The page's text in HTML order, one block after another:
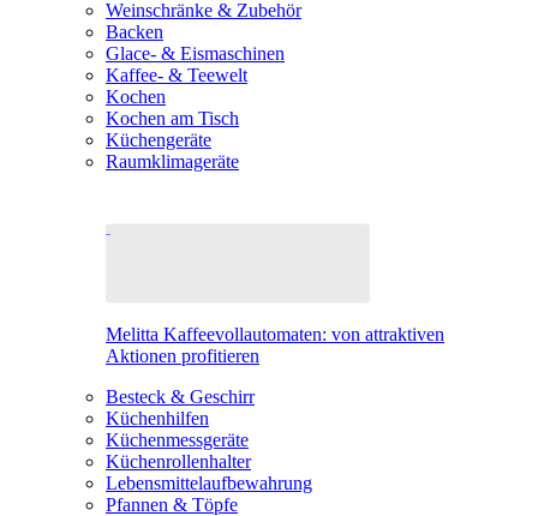
Weinschränke & Zubehör
Backen
Glace- & Eismaschinen
Kaffee- & Teewelt
Kochen
Kochen am Tisch
Küchengeräte
Raumklimageräte
Melitta Kaffeevollautomaten: von attraktiven
Aktionen profitieren
Besteck & Geschirr
Küchenhilfen
Küchenmessgeräte
Küchenrollenhalter
Lebensmittelaufbewahrung
Pfannen & Töpfe